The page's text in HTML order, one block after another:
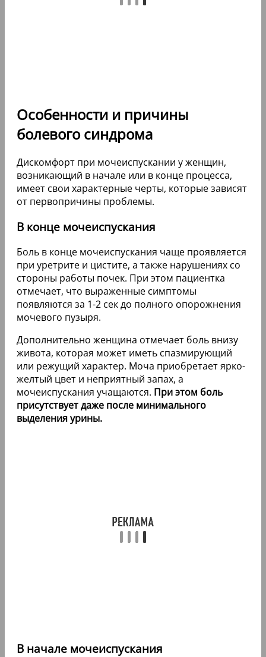
Особенности и причины
болевого синдрома
Дискомфорт при мочеиспускании у женщин,
возникающий в начале или в конце процесса,
имеет свои характерные черты, которые зависят
от первопричины проблемы.
В конце мочеиспускания
Боль в конце мочеиспускания чаще проявляется
при уретрите и цистите, а также нарушениях со
стороны работы почек. При этом пациентка
отмечает, что выраженные симптомы
появляются за 1-2 сек до полного опорожнения
мочевого пузыря.
Дополнительно женщина отмечает боль внизу
живота, которая может иметь спазмирующий
или режущий характер. Моча приобретает ярко-
желтый цвет и неприятный запах, а
мочеиспускания учащаются. При этом боль
присутствует даже после минимального
выделения урины.
В начале мочеиспускания